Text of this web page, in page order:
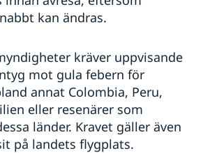
kan ändras.
kräver uppvisande
mot gula febern för
annat Colombia, Peru,
eller resenärer som
länder. Kravet gäller även
på landets flygplats.